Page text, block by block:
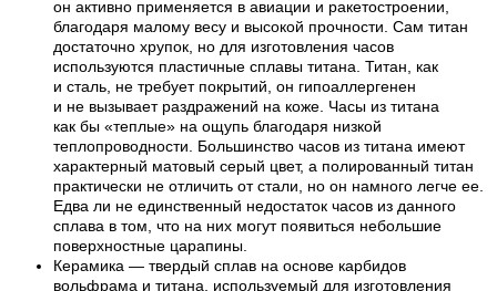
он активно применяется в авиации и ракетостроении,
благодаря малому весу и высокой прочности. Сам титан
достаточно хрупок, но для изготовления часов
используются пластичные сплавы титана. Титан, как
и сталь, не требует покрытий, он гипоаллергенен
и не вызывает раздражений на коже. Часы из титана
как бы «теплые» на ощупь благодаря низкой
теплопроводности. Большинство часов из титана имеют
характерный матовый серый цвет, а полированный титан
практически не отличить от стали, но он намного легче ее.
Едва ли не единственный недостаток часов из данного
сплава в том, что на них могут появиться небольшие
поверхностные царапины.
Керамика — твердый сплав на основе карбидов
вольфрама и титана, используемый для изготовления